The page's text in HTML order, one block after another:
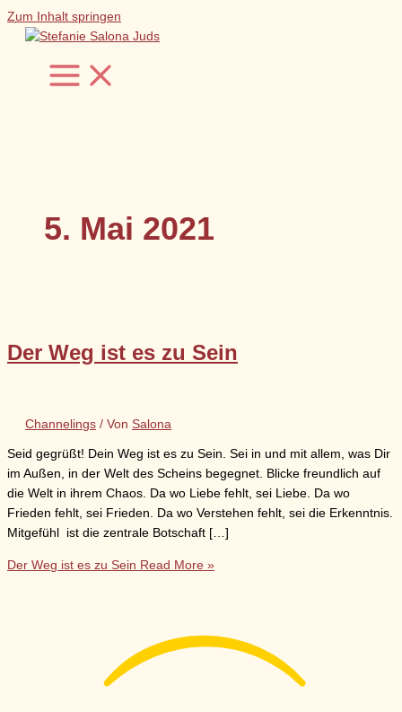
Zum Inhalt springen
5. Mai 2021
Der Weg ist es zu Sein
Channelings / Von Salona
Seid gegrüßt! Dein Weg ist es zu Sein. Sei in und mit allem, was Dir
im Außen, in der Welt des Scheins begegnet. Blicke freundlich auf
die Welt in ihrem Chaos. Da wo Liebe fehlt, sei Liebe. Da wo
Frieden fehlt, sei Frieden. Da wo Verstehen fehlt, sei die Erkenntnis.
Mitgefühl ist die zentrale Botschaft […]
Der Weg ist es zu Sein Read More »